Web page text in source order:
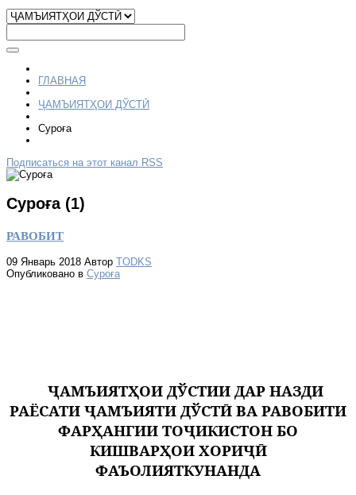
ГЛАВНАЯ
ҶАМЪИЯТҲОИ ДЎСТӢ
Суроға
Подписаться на этот канал RSS
Суроға (1)
РАВОБИТ
09 Январь 2018 Автор TODKS
Опубликовано в Суроға
ҶАМЪИЯТҲОИ ДЎСТИИ ДАР НАЗДИ
РАЁСАТИ ҶАМЪИЯТИ ДЎСТӢ ВА РАВОБИТИ
ФАРҲАНГИИ ТОҶИКИСТОН БО
КИШВАРҲОИ ХОРИҶӢ
ФАЪОЛИЯТКУНАНДА